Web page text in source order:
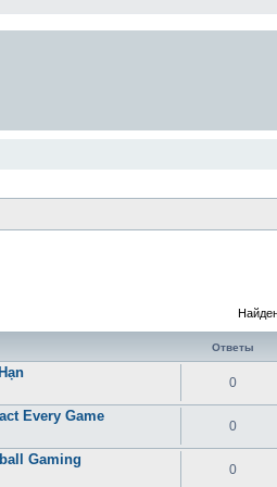
Ответы
0
Every Game
0
Gaming
0